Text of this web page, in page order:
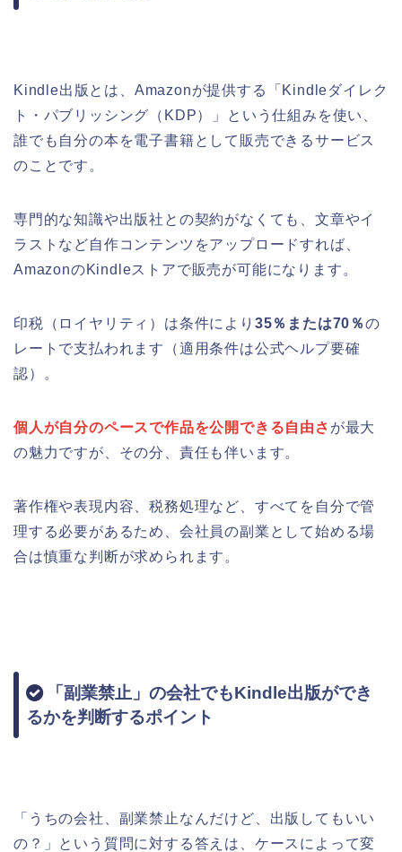
Kindle出版とは、Amazonが提供する「Kindleダイレク
ト・パブリッシング（KDP）」という仕組みを使い、
誰でも自分の本を電子書籍として販売できるサービス
のことです。
専門的な知識や出版社との契約がなくても、文章やイ
ラストなど自作コンテンツをアップロードすれば、
AmazonのKindleストアで販売が可能になります。
印税（ロイヤリティ）は条件により 35％または70％の
レートで支払われます（適用条件は公式ヘルプ要確
認）。
個人が自分のペースで作品を公開できる自由さ が最大
の魅力ですが、その分、責任も伴います。
著作権や表現内容、税務処理など、すべてを自分で管
理する必要があるため、会社員の副業として始める場
合は慎重な判断が求められます。
「副業禁止」の会社でもKindle出版ができ
るかを判断するポイント
「うちの会社、副業禁止なんだけど、出版してもいい
の？」という質問に対する答えは、ケースによって変